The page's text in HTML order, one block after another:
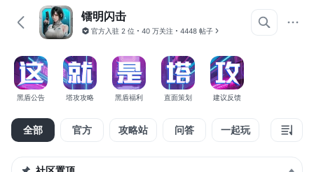
镭明闪击
官方入驻 2 位 40 万关注 4448 帖子
黑盾公告 塔攻攻略 黑盾福利 直面策划 建议反馈
全部 官方 攻略站 问答 一起玩 精华